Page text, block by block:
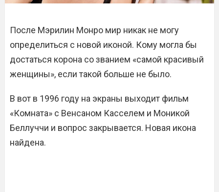
После Мэрилин Монро мир никак не могу
определиться с новой иконой. Кому могла бы
достаться корона со званием «самой красивый
женщины», если такой больше не было.
В вот в 1996 году на экраны выходит фильм
«Комната» с Венсаном Касселем и Моникой
Беллуччи и вопрос закрывается. Новая икона
найдена.